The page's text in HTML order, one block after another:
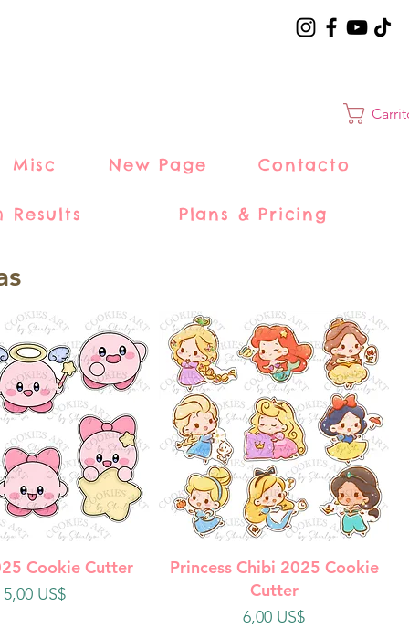
Misc New Page Contacto
Results Plans & Pricing
rápida
Cookie Cutter
Precio
5,00 US$
Vista rápida
Princess Chibi 2025 Cookie
Cutter
Precio
6,00 US$